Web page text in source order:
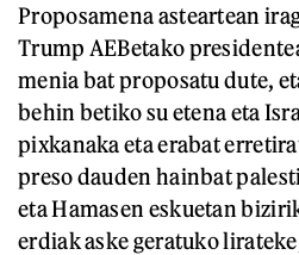
Proposamena asteartean
Trump AEBetako
menia bat proposatu dute,
behin betiko su etena eta
pixkanaka eta erabat
preso dauden hainbat
eta Hamasen eskuetan
erdiak aske geratuko